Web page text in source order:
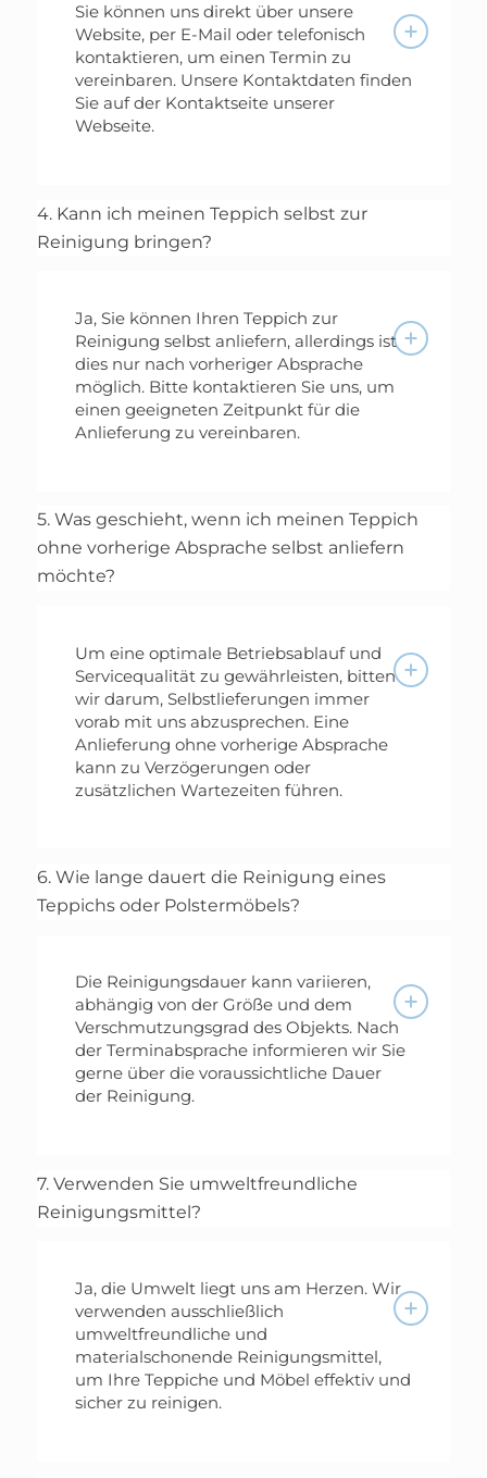
Sie können uns direkt über unsere
Website, per E-Mail oder telefonisch
kontaktieren, um einen Termin zu
vereinbaren. Unsere Kontaktdaten finden
Sie auf der Kontaktseite unserer
Webseite.
4. Kann ich meinen Teppich selbst zur
Reinigung bringen?
Ja, Sie können Ihren Teppich zur
Reinigung selbst anliefern, allerdings ist
dies nur nach vorheriger Absprache
möglich. Bitte kontaktieren Sie uns, um
einen geeigneten Zeitpunkt für die
Anlieferung zu vereinbaren.
5. Was geschieht, wenn ich meinen Teppich
ohne vorherige Absprache selbst anliefern
möchte?
Um eine optimale Betriebsablauf und
Servicequalität zu gewährleisten, bitten
wir darum, Selbstlieferungen immer
vorab mit uns abzusprechen. Eine
Anlieferung ohne vorherige Absprache
kann zu Verzögerungen oder
zusätzlichen Wartezeiten führen.
6. Wie lange dauert die Reinigung eines
Teppichs oder Polstermöbels?
Die Reinigungsdauer kann variieren,
abhängig von der Größe und dem
Verschmutzungsgrad des Objekts. Nach
der Terminabsprache informieren wir Sie
gerne über die voraussichtliche Dauer
der Reinigung.
7. Verwenden Sie umweltfreundliche
Reinigungsmittel?
Ja, die Umwelt liegt uns am Herzen. Wir
verwenden ausschließlich
umweltfreundliche und
materialschonende Reinigungsmittel,
um Ihre Teppiche und Möbel effektiv und
sicher zu reinigen.